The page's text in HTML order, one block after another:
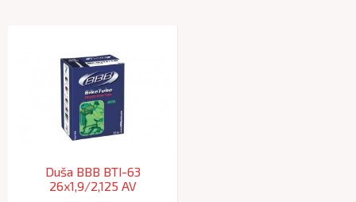
Duša BBB BTI-63
26x1,9/2,125 AV